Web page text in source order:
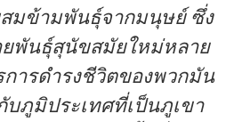
มข้ามพันธุ์จากมนุษย์ ซึ่ง
ยพันธุ์สุนัขสมัยใหม่หลาย
ารดำรงชีวิตของพวกมัน
บภูมิประเทศที่เป็นภูเขา